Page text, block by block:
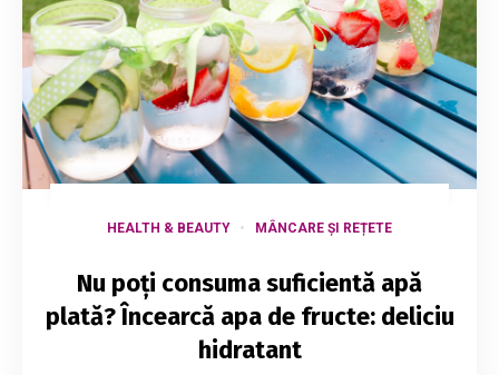
HEALTH & BEAUTY MÂNCARE ȘI REȚETE
Nu poți consuma suficientă apă
plată? Încearcă apa de fructe: deliciu
hidratant